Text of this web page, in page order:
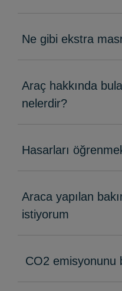
Ne gibi ekstra
Araç hakkında
nelerdir?
Hasarları
Araca yapılan
istiyorum
CO2 emisyonunu